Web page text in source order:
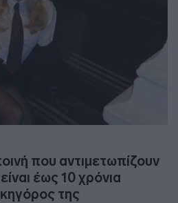
που αντιμετωπίζουν
έως 10 χρόνια
της